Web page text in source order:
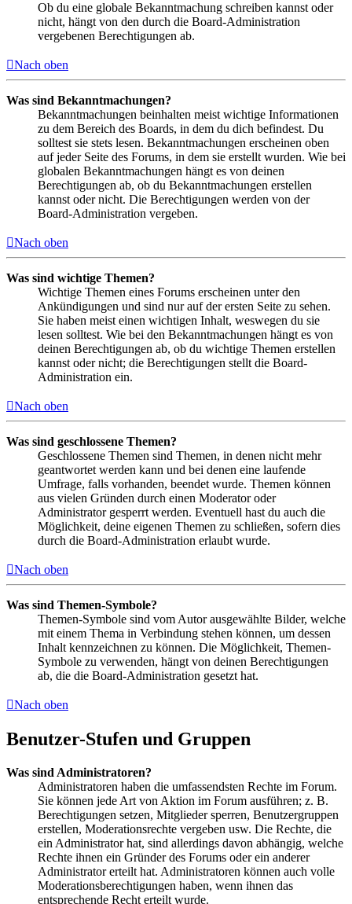
Ob du eine globale Bekanntmachung schreiben kannst oder
nicht, hängt von den durch die Board-Administration
vergebenen Berechtigungen ab.
Nach oben
Was sind Bekanntmachungen?
Bekanntmachungen beinhalten meist wichtige Informationen
zu dem Bereich des Boards, in dem du dich befindest. Du
solltest sie stets lesen. Bekanntmachungen erscheinen oben
auf jeder Seite des Forums, in dem sie erstellt wurden. Wie bei
globalen Bekanntmachungen hängt es von deinen
Berechtigungen ab, ob du Bekanntmachungen erstellen
kannst oder nicht. Die Berechtigungen werden von der
Board-Administration vergeben.
Nach oben
Was sind wichtige Themen?
Wichtige Themen eines Forums erscheinen unter den
Ankündigungen und sind nur auf der ersten Seite zu sehen.
Sie haben meist einen wichtigen Inhalt, weswegen du sie
lesen solltest. Wie bei den Bekanntmachungen hängt es von
deinen Berechtigungen ab, ob du wichtige Themen erstellen
kannst oder nicht; die Berechtigungen stellt die Board-
Administration ein.
Nach oben
Was sind geschlossene Themen?
Geschlossene Themen sind Themen, in denen nicht mehr
geantwortet werden kann und bei denen eine laufende
Umfrage, falls vorhanden, beendet wurde. Themen können
aus vielen Gründen durch einen Moderator oder
Administrator gesperrt werden. Eventuell hast du auch die
Möglichkeit, deine eigenen Themen zu schließen, sofern dies
durch die Board-Administration erlaubt wurde.
Nach oben
Was sind Themen-Symbole?
Themen-Symbole sind vom Autor ausgewählte Bilder, welche
mit einem Thema in Verbindung stehen können, um dessen
Inhalt kennzeichnen zu können. Die Möglichkeit, Themen-
Symbole zu verwenden, hängt von deinen Berechtigungen
ab, die die Board-Administration gesetzt hat.
Nach oben
Benutzer-Stufen und Gruppen
Was sind Administratoren?
Administratoren haben die umfassendsten Rechte im Forum.
Sie können jede Art von Aktion im Forum ausführen; z. B.
Berechtigungen setzen, Mitglieder sperren, Benutzergruppen
erstellen, Moderationsrechte vergeben usw. Die Rechte, die
ein Administrator hat, sind allerdings davon abhängig, welche
Rechte ihnen ein Gründer des Forums oder ein anderer
Administrator erteilt hat. Administratoren können auch volle
Moderationsberechtigungen haben, wenn ihnen das
entsprechende Recht erteilt wurde.